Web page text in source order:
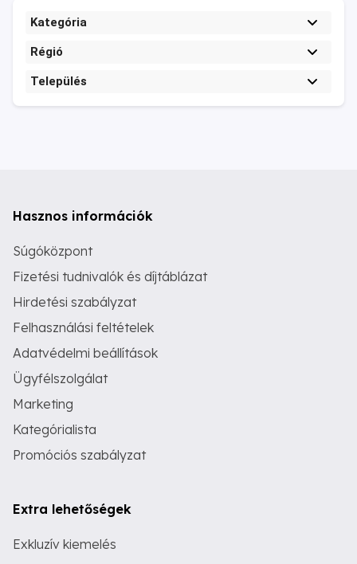
Kategória
Régió
Település
Hasznos információk
Súgóközpont
Fizetési tudnivalók és díjtáblázat
Hirdetési szabályzat
Felhasználási feltételek
Adatvédelmi beállítások
Ügyfélszolgálat
Marketing
Kategórialista
Promóciós szabályzat
Extra lehetőségek
Exkluzív kiemelés